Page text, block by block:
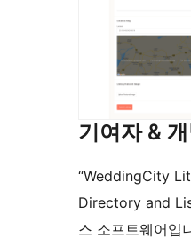
기여자 &
“WeddingCity
Directory and
스 소프트웨어입